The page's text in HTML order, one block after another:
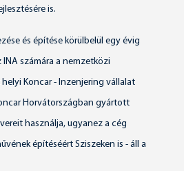
is.
és építése körülbelül egy évig
számára a nemzetközi
Koncar - Inzenjering vállalat
Horvátországban gyártott
használja, ugyanez a cég
építéséért Sziszeken is - áll a